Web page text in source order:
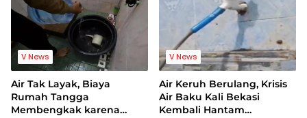
V News
Air Tak Layak, Biaya
Rumah Tangga
Membengkak karena
V News
Air Keruh Berulang, Krisis
Air Baku Kali Bekasi
Kembali Hantam